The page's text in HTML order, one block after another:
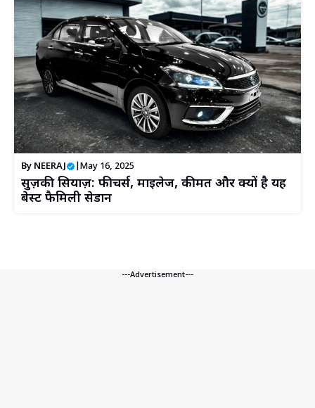
By NEERAJ May 16, 2025
सुज़ुकी सियाज़: फीचर्स, माइलेज, कीमत और क्यों है यह
बेस्ट फैमिली सेडान
---Advertisement---